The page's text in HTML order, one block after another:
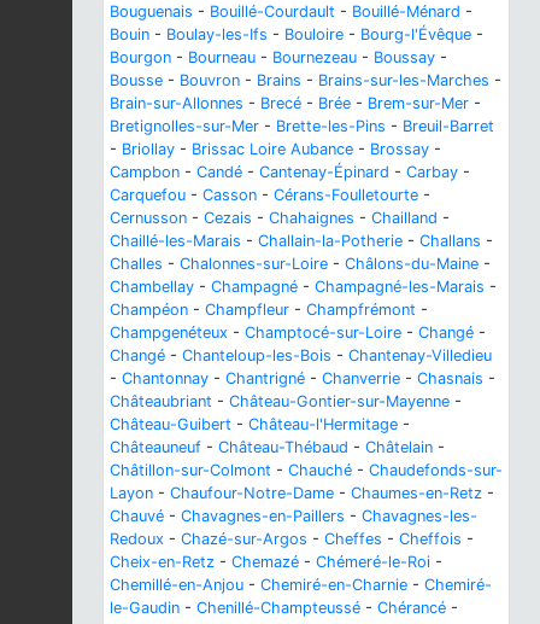
Bouguenais - Bouillé-Courdault - Bouillé-Ménard -
Bouin - Boulay-les-Ifs - Bouloire - Bourg-l'Évêque -
Bourgon - Bourneau - Bournezeau - Boussay -
Bousse - Bouvron - Brains - Brains-sur-les-Marches -
Brain-sur-Allonnes - Brecé - Brée - Brem-sur-Mer -
Bretignolles-sur-Mer - Brette-les-Pins - Breuil-Barret
- Briollay - Brissac Loire Aubance - Brossay -
Campbon - Candé - Cantenay-Épinard - Carbay -
Carquefou - Casson - Cérans-Foulletourte -
Cernusson - Cezais - Chahaignes - Chailland -
Chaillé-les-Marais - Challain-la-Potherie - Challans -
Challes - Chalonnes-sur-Loire - Châlons-du-Maine -
Chambellay - Champagné - Champagné-les-Marais -
Champéon - Champfleur - Champfrémont -
Champgenéteux - Champtocé-sur-Loire - Changé -
Changé - Chanteloup-les-Bois - Chantenay-Villedieu
- Chantonnay - Chantrigné - Chanverrie - Chasnais -
Châteaubriant - Château-Gontier-sur-Mayenne -
Château-Guibert - Château-l'Hermitage -
Châteauneuf - Château-Thébaud - Châtelain -
Châtillon-sur-Colmont - Chauché - Chaudefonds-sur-
Layon - Chaufour-Notre-Dame - Chaumes-en-Retz -
Chauvé - Chavagnes-en-Paillers - Chavagnes-les-
Redoux - Chazé-sur-Argos - Cheffes - Cheffois -
Cheix-en-Retz - Chemazé - Chémeré-le-Roi -
Chemillé-en-Anjou - Chemiré-en-Charnie - Chemiré-
le-Gaudin - Chenillé-Champteussé - Chérancé -